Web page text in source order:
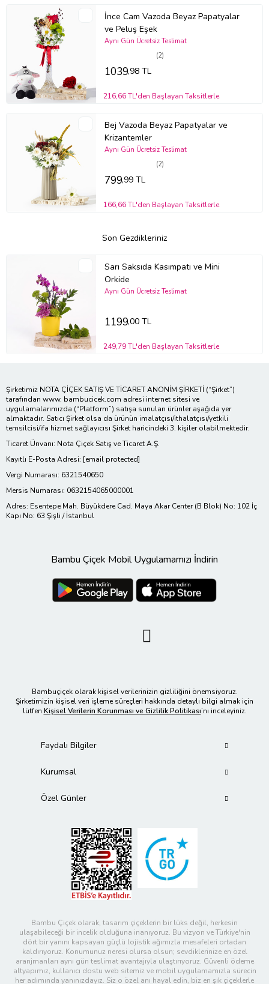
İnce Cam Vazoda Beyaz Papatyalar
ve Peluş Eşek
(2)
Aynı Gün Ücretsiz Teslimat
1039,98 TL
216,66 TL'den Başlayan Taksitlerle
Bej Vazoda Beyaz Papatyalar ve
Krizantemler
(2)
Aynı Gün Ücretsiz Teslimat
799,99 TL
166,66 TL'den Başlayan Taksitlerle
Son Gezdikleriniz
Sarı Saksıda Kasımpatı ve Mini
Orkide
Aynı Gün Ücretsiz Teslimat
1199,00 TL
249,79 TL'den Başlayan Taksitlerle
Şirketimiz NOTA ÇİÇEK SATIŞ VE TİCARET ANONİM ŞİRKETİ (“Şirket”)
tarafından www. bambucicek.com adresi internet sitesi ve
uygulamalarımızda (“Platform”) satışa sunulan ürünler aşağıda yer
almaktadır. Satıcı Şirket olsa da ürünün imalatçısı/ithalatçısı/yetkili
temsilcisi/ifa hizmet sağlayıcısı Şirket haricindeki 3. kişiler olabilmektedir.
Ticaret Ünvanı: Nota Çiçek Satış ve Ticaret A.Ş.
Kayıtlı E-Posta Adresi: [email protected]
Vergi Numarası: 6321540650
Mersis Numarası: 0632154065000001
Adres: Esentepe Mah. Büyükdere Cad. Maya Akar Center (B Blok) No: 102 İç
Kapı No: 63 Şişli / İstanbul
Bambu Çiçek Mobil Uygulamamızı İndirin
Bambuçiçek olarak kişisel verilerinizin gizliliğini önemsiyoruz.
Şirketimizin kişisel veri işleme süreçleri hakkında detaylı bilgi almak için
lütfen Kişisel Verilerin Korunması ve Gizlilik Politikası’nı inceleyiniz.
Faydalı Bilgiler
Kurumsal
Özel Günler
Bambu Çiçek olarak, tasarım çiçeklerin bir lüks değil, herkesin
ulaşabileceği bir incelik olduğuna inanıyoruz. Bu vizyon ve Türkiye'nin
dört bir yanını kapsayan güçlü lojistik ağımızla mesafeleri ortadan
kaldırıyoruz. Konumunuz neresi olursa olsun; sevdiklerinize en özel
aranjmanları aynı gün teslimat avantajıyla ulaştırıyoruz. Güvenli ödeme
altyapımız, kullanıcı dostu web sitemiz ve mobil uygulamamızla sürecin
her adımında yanınızdayız. Siz o özel anı hayal edin, biz en şık çiçeklerle